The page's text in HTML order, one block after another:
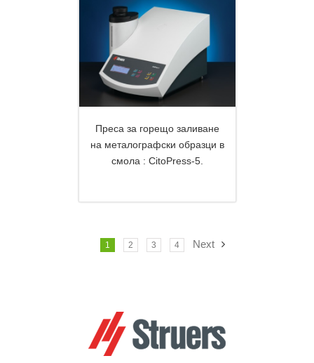
Преса за горещо заливане
на металографски образци в
смола : CitoPress-5.
1 2 3 4 Next